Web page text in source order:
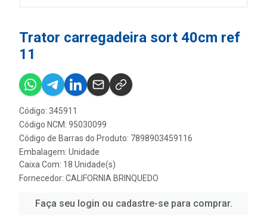
Trator carregadeira sort 40cm ref
11
Código: 345911
Código NCM: 95030099
Código de Barras do Produto: 7898903459116
Embalagem: Unidade
Caixa Com: 18 Unidade(s)
Fornecedor: CALIFORNIA BRINQUEDO
Faça seu login ou cadastre-se para comprar.